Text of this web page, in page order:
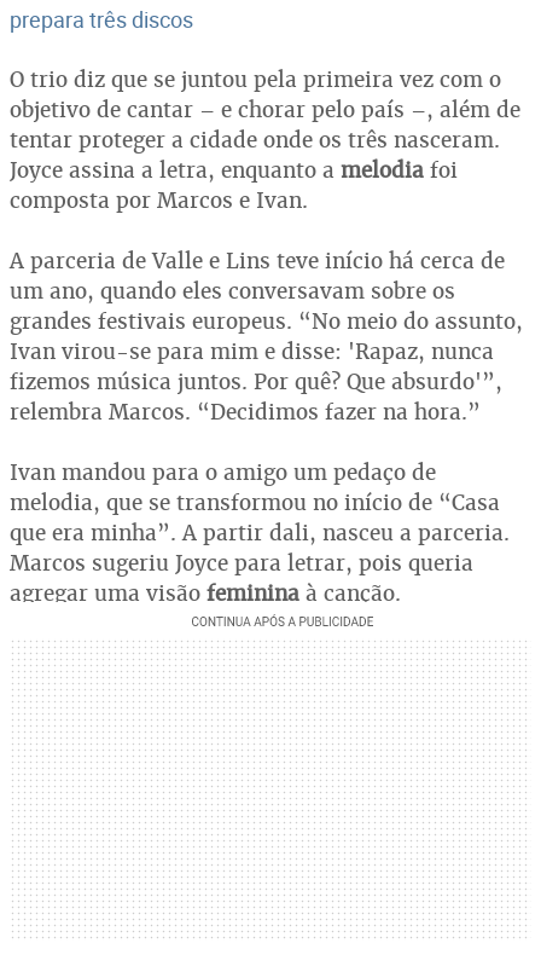
prepara três discos
O trio diz que se juntou pela primeira vez com o
objetivo de cantar – e chorar pelo país –, além de
tentar proteger a cidade onde os três nasceram.
Joyce assina a letra, enquanto a melodia foi
composta por Marcos e Ivan.
A parceria de Valle e Lins teve início há cerca de
um ano, quando eles conversavam sobre os
grandes festivais europeus. “No meio do assunto,
Ivan virou-se para mim e disse: 'Rapaz, nunca
fizemos música juntos. Por quê? Que absurdo'”,
relembra Marcos. “Decidimos fazer na hora.”
Ivan mandou para o amigo um pedaço de
melodia, que se transformou no início de “Casa
que era minha”. A partir dali, nasceu a parceria.
Marcos sugeriu Joyce para letrar, pois queria
agregar uma visão feminina à canção.